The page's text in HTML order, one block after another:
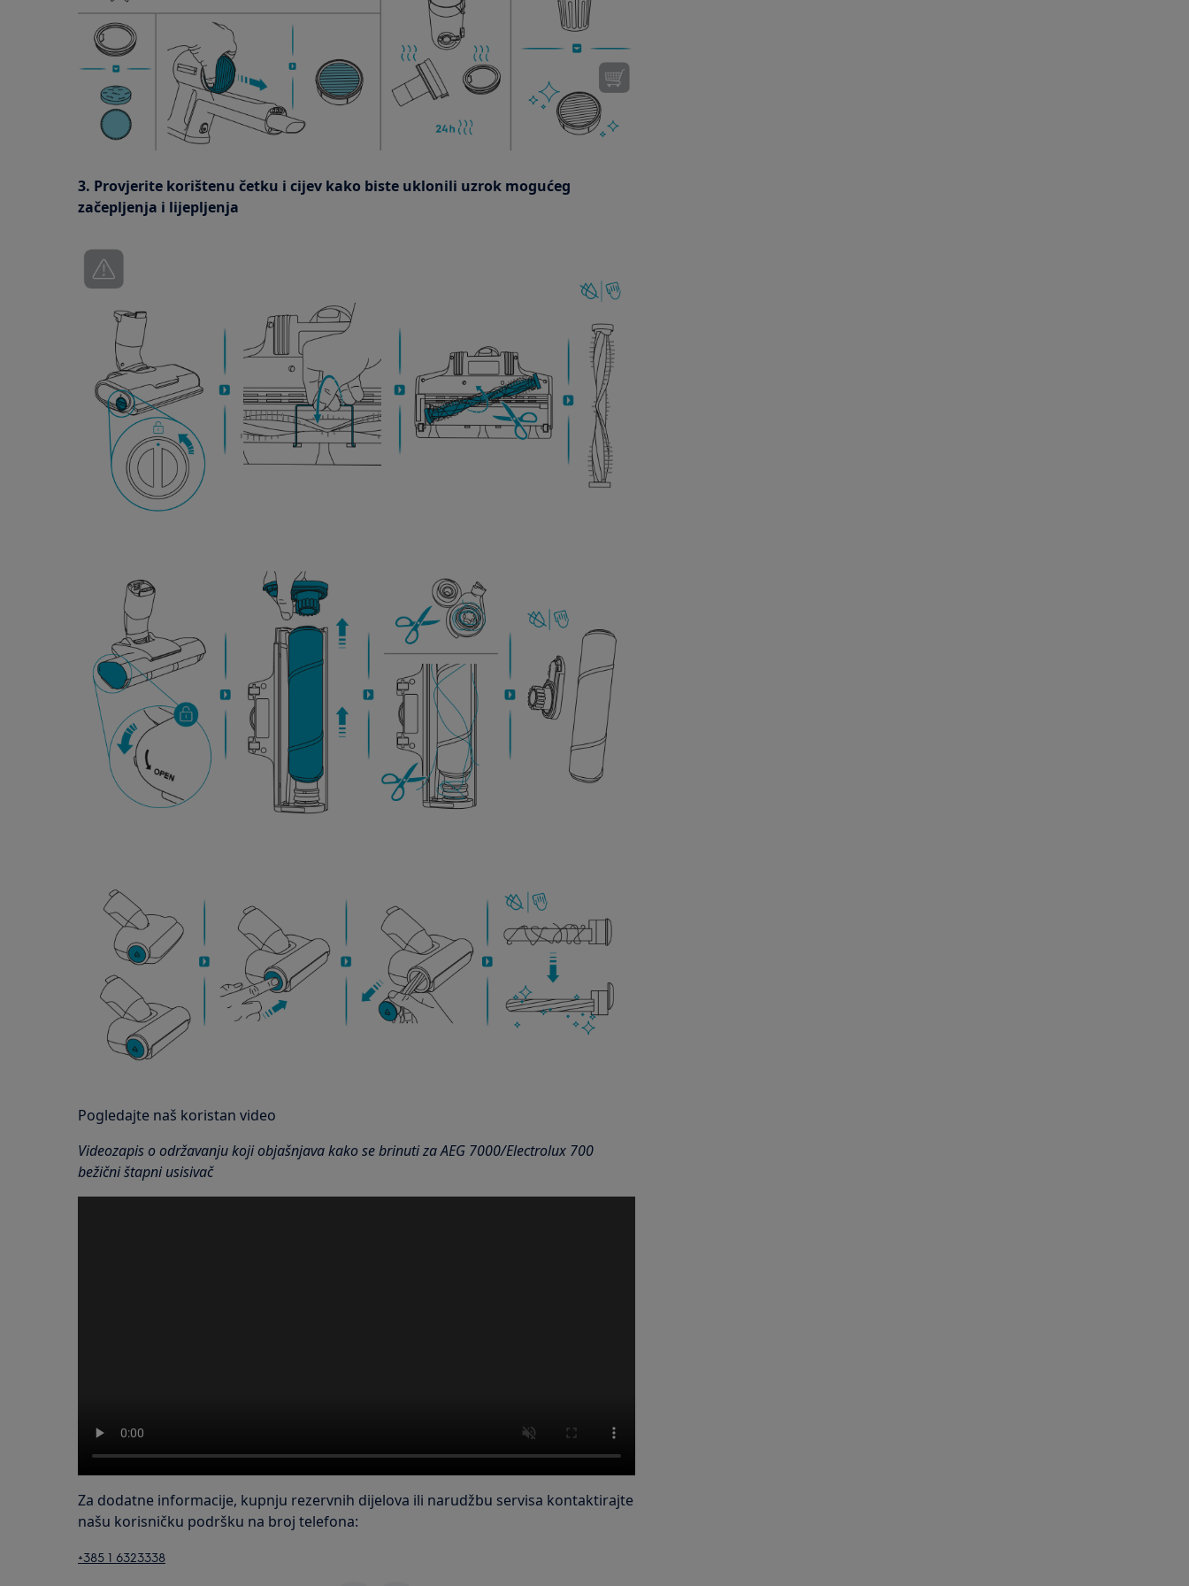
3. Provjerite korištenu četku i cijev kako biste uklonili uzrok mogućeg
začepljenja i lijepljenja
Pogledajte naš koristan video
Videozapis o održavanju koji objašnjava kako se brinuti za AEG 7000/Electrolux 700
bežični štapni usisivač
Za dodatne informacije, kupnju rezervnih dijelova ili narudžbu servisa kontaktirajte
našu korisničku podršku na broj telefona:
+385 1 6323338